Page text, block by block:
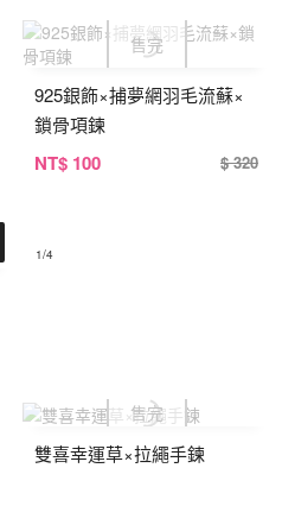
1/4
925銀飾×捕夢網羽毛流蘇×
鎖骨項鍊
NT$ 100 $ 320
雙喜幸運草×拉繩手鍊